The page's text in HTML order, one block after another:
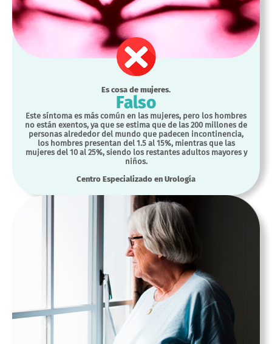
Es cosa de mujeres.
Falso
Este síntoma es más común en las mujeres, pero los hombres
no están exentos, ya que se estima que de las 200 millones de
personas alrededor del mundo que padecen incontinencia,
los hombres presentan del 1.5 al 15%, mientras que las
mujeres del 10 al 25%, siendo los restantes adultos mayores y
niños.
Centro Especializado en Urología